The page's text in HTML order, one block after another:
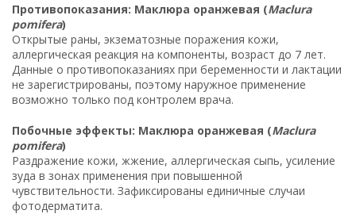
Противопоказания: Маклюра оранжевая (Maclura
pomifera)
Открытые раны, экзематозные поражения кожи,
аллергическая реакция на компоненты, возраст до 7 лет.
Данные о противопоказаниях при беременности и лактации
не зарегистрированы, поэтому наружное применение
возможно только под контролем врача.
Побочные эффекты: Маклюра оранжевая (Maclura
pomifera)
Раздражение кожи, жжение, аллергическая сыпь, усиление
зуда в зонах применения при повышенной
чувствительности. Зафиксированы единичные случаи
фотодерматита.